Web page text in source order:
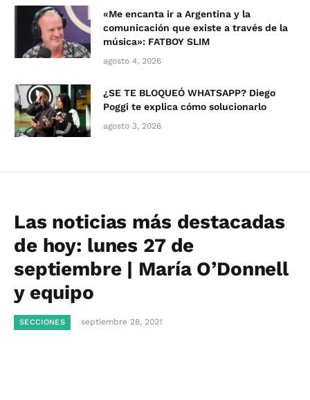
«Me encanta ir a Argentina y la
comunicación que existe a través de la
música»: FATBOY SLIM
agosto 4, 2026
¿SE TE BLOQUEÓ WHATSAPP? Diego
Poggi te explica cómo solucionarlo
agosto 3, 2026
Las noticias más destacadas
de hoy: lunes 27 de
septiembre | María O’Donnell
y equipo
SECCIONES septiembre 28, 2021